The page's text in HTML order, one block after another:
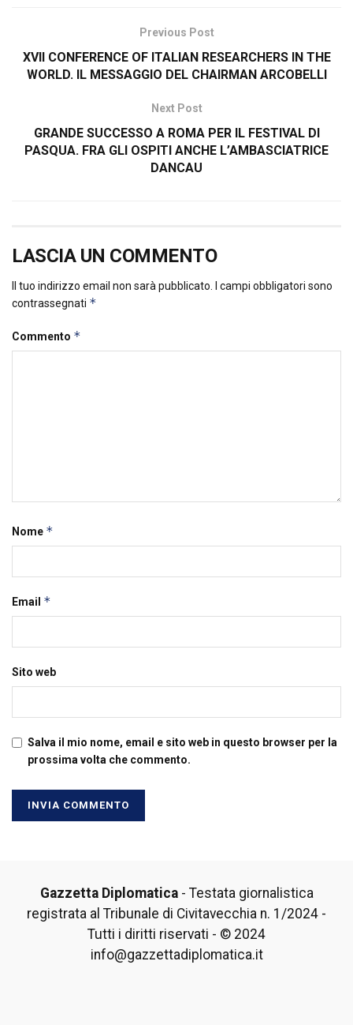
Previous Post
XVII CONFERENCE OF ITALIAN RESEARCHERS IN THE
WORLD. IL MESSAGGIO DEL CHAIRMAN ARCOBELLI
Next Post
GRANDE SUCCESSO A ROMA PER IL FESTIVAL DI
PASQUA. FRA GLI OSPITI ANCHE L’AMBASCIATRICE
DANCAU
LASCIA UN COMMENTO
Il tuo indirizzo email non sarà pubblicato.
I campi obbligatori sono
contrassegnati *
Commento *
Nome *
Email *
Sito web
Salva il mio nome, email e sito web in questo browser per la
prossima volta che commento.
Gazzetta Diplomatica- Testata giornalistica
registrata al Tribunale di Civitavecchia n. 1/2024 -
Tutti i diritti riservati - © 2024
info@gazzettadiplomatica.it